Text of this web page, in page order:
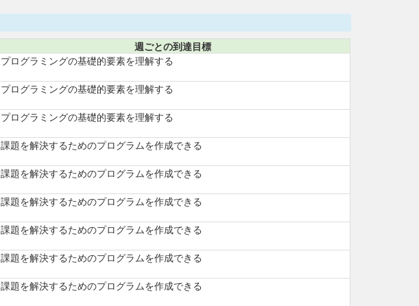
週ごとの到達目標
プログラミングの基礎的要素を理解する
プログラミングの基礎的要素を理解する
プログラミングの基礎的要素を理解する
課題を解決するためのプログラムを作成できる
課題を解決するためのプログラムを作成できる
課題を解決するためのプログラムを作成できる
課題を解決するためのプログラムを作成できる
課題を解決するためのプログラムを作成できる
課題を解決するためのプログラムを作成できる